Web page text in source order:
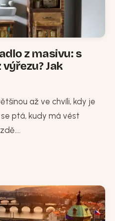
z masivu: s
Jak
až ve chvíli, kdy je
ptá, kudy má vést